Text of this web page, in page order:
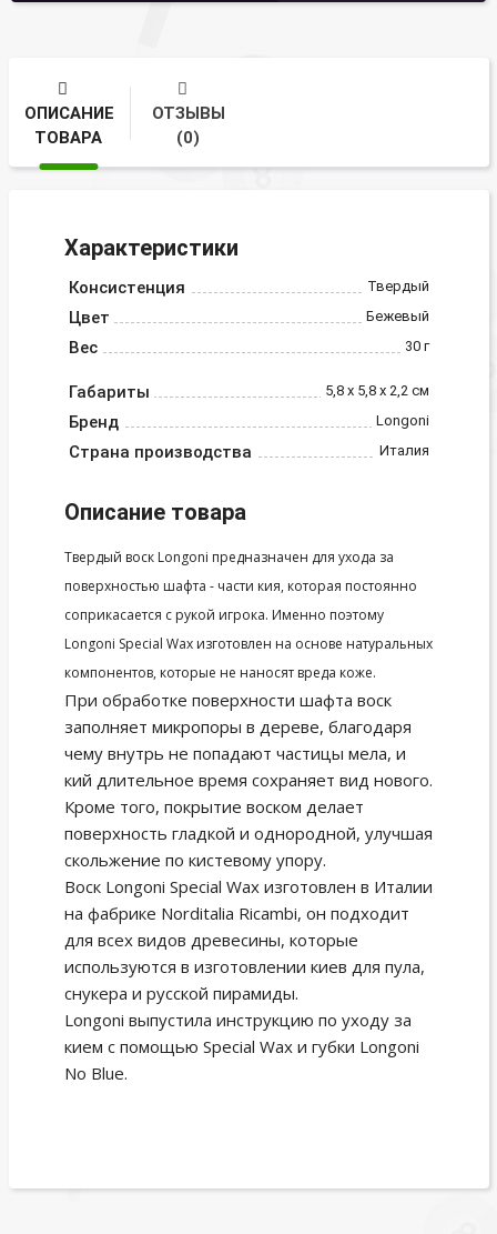
ОПИСАНИЕ
ТОВАРА
ОТЗЫВЫ
(0)
Характеристики
Консистенция Твердый
Цвет Бежевый
Вес 30 г
Габариты 5,8 х 5,8 х 2,2 см
Бренд Longoni
Страна производства Италия
Описание товара
Твердый воск Longoni предназначен для ухода за
поверхностью шафта - части кия, которая постоянно
соприкасается с рукой игрока. Именно поэтому
Longoni Special Wax изготовлен на основе натуральных
компонентов, которые не наносят вреда коже.
При обработке поверхности шафта воск
заполняет микропоры в дереве, благодаря
чему внутрь не попадают частицы мела, и
кий длительное время сохраняет вид нового.
Кроме того, покрытие воском делает
поверхность гладкой и однородной, улучшая
скольжение по кистевому упору.
Воск Longoni Special Wax изготовлен в Италии
на фабрике Norditalia Ricambi, он подходит
для всех видов древесины, которые
используются в изготовлении киев для пула,
снукера и русской пирамиды.
Longoni выпустила инструкцию по уходу за
кием с помощью Special Wax и губки Longoni
No Blue.